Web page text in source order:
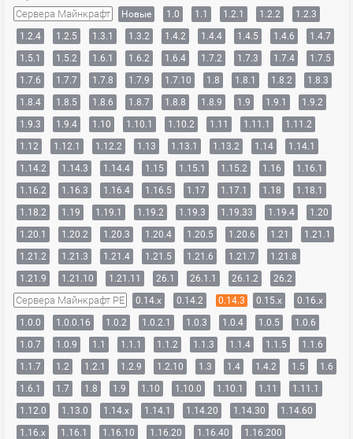
Сервера Майнкрафт Новые 1.0 1.1 1.2.1 1.2.2
1.2.3
1.2.4
1.2.5 1.3.1 1.3.2 1.4.2 1.4.4 1.4.5 1.4.6
1.4.7
1.5.1
1.5.2 1.6.1 1.6.2 1.6.4 1.7.2 1.7.3 1.7.4
1.7.5
1.7.6
1.7.7 1.7.8 1.7.9 1.7.10 1.8 1.8.1 1.8.2
1.8.3
1.8.4
1.8.5 1.8.6 1.8.7 1.8.8 1.8.9 1.9 1.9.1
1.9.2
1.9.3
1.9.4 1.10 1.10.1 1.10.2 1.11 1.11.1
1.11.2
1.12
1.12.1 1.12.2 1.13 1.13.1 1.13.2 1.14
1.14.1
1.14.2
1.14.3 1.14.4 1.15 1.15.1 1.15.2 1.16
1.16.1
1.16.2
1.16.3 1.16.4 1.16.5 1.17 1.17.1 1.18
1.18.1
1.18.2
1.19 1.19.1 1.19.2 1.19.3 1.19.33 1.19.4
1.20
1.20.1
1.20.2 1.20.3 1.20.4 1.20.5 1.20.6 1.21
1.21.1
1.21.2
1.21.3 1.21.4 1.21.5 1.21.6 1.21.7
1.21.8
1.21.9
1.21.10 1.21.11 26.1 26.1.1 26.1.2 26.2
Сервера Майнкрафт PE 0.14.x 0.14.2 0.14.3 0.15.x
0.16.x
1.0.0
1.0.0.16 1.0.2 1.0.2.1 1.0.3 1.0.4 1.0.5
1.0.6
1.0.7
1.0.9 1.1 1.1.1 1.1.2 1.1.3 1.1.4 1.1.5
1.1.6
1.1.7
1.2 1.2.1 1.2.9 1.2.10 1.3 1.4 1.4.2 1.5
1.6
1.6.1
1.7 1.8 1.9 1.10 1.10.0 1.10.1 1.11
1.11.1
1.12.0
1.13.0 1.14.x 1.14.1 1.14.20 1.14.30
1.14.60
1.16.x
1.16.1 1.16.10 1.16.20 1.16.40
1.16.200